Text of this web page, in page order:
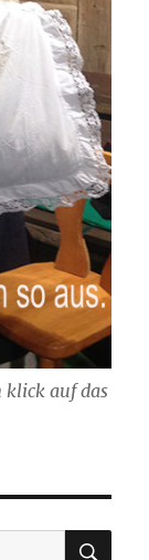
klick auf das